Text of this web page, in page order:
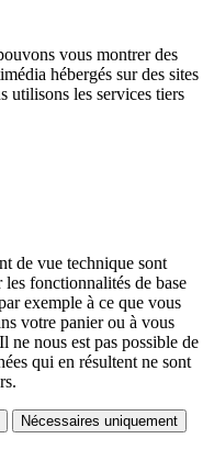
vous montrer des
hébergés sur des sites
utilisons les services tiers
de vue technique sont
fonctionnalités de base
exemple à ce que vous
votre panier ou à vous
ne nous est pas possible de
qui en résultent ne sont
Nécessaires uniquement